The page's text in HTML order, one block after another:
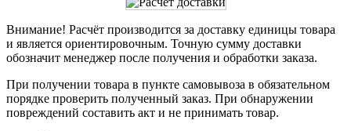
Внимание! Расчёт производится за доставку единицы товара
и является ориентировочным. Точную сумму доставки
обозначит менеджер после получения и обработки заказа.
При получении товара в пункте самовывоза в обязательном
порядке проверить полученный заказ. При обнаружении
повреждений составить акт и не принимать товар.